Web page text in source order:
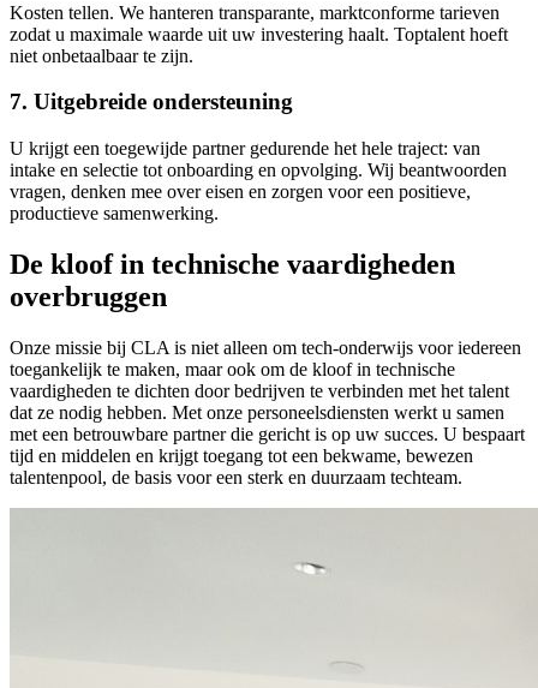
Kosten tellen. We hanteren transparante, marktconforme tarieven
zodat u maximale waarde uit uw investering haalt. Toptalent hoeft
niet onbetaalbaar te zijn.
7. Uitgebreide ondersteuning
U krijgt een toegewijde partner gedurende het hele traject: van
intake en selectie tot onboarding en opvolging. Wij beantwoorden
vragen, denken mee over eisen en zorgen voor een positieve,
productieve samenwerking.
De kloof in technische vaardigheden
overbruggen
Onze missie bij CLA is niet alleen om tech‑onderwijs voor iedereen
toegankelijk te maken, maar ook om de kloof in technische
vaardigheden te dichten door bedrijven te verbinden met het talent
dat ze nodig hebben. Met onze personeelsdiensten werkt u samen
met een betrouwbare partner die gericht is op uw succes. U bespaart
tijd en middelen en krijgt toegang tot een bekwame, bewezen
talentenpool, de basis voor een sterk en duurzaam techteam.